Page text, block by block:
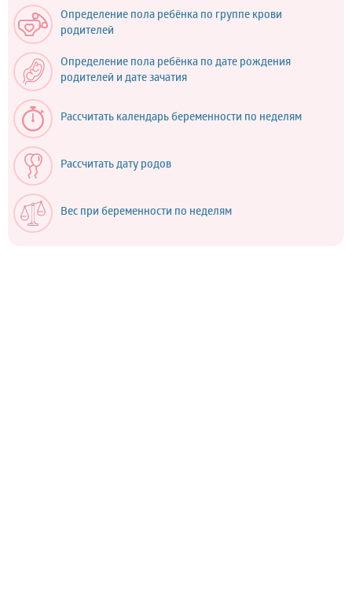
Определение пола ребёнка по группе крови
родителей
Определение пола ребёнка по дате рождения
родителей и дате зачатия
Рассчитать календарь беременности по неделям
Рассчитать дату родов
Вес при беременности по неделям